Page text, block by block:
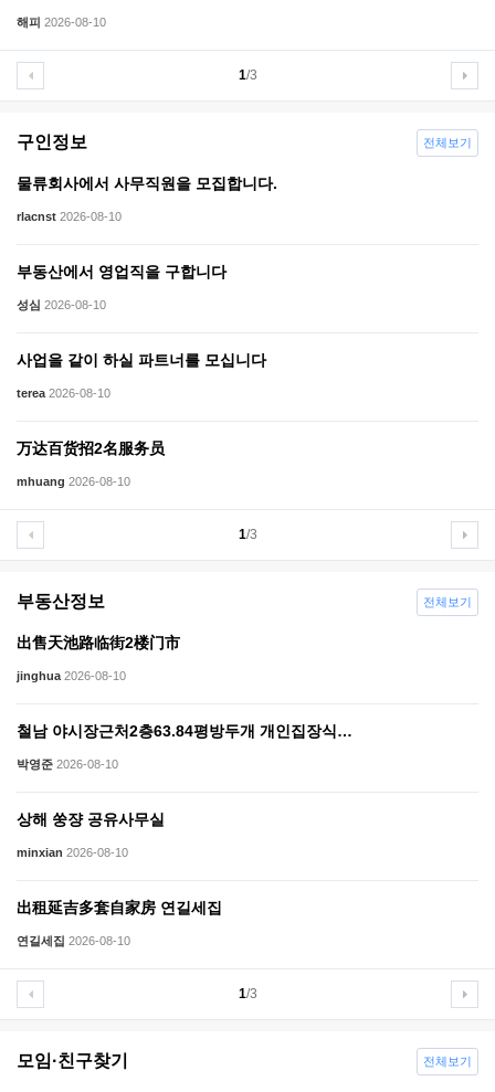
해피 2026-08-10
1/3
구인정보
물류회사에서 사무직원을 모집합니다.
rlacnst 2026-08-10
부동산에서 영업직을 구합니다
성심 2026-08-10
사업을 같이 하실 파트너를 모십니다
terea 2026-08-10
万达百货招2名服务员
mhuang 2026-08-10
1/3
전체보기
부동산정보
出售天池路临街2楼门市
jinghua 2026-08-10
철남 야시장근처2층63.84평방두개 개인집장식…
박영준 2026-08-10
상해 쑹쟝 공유사무실
minxian 2026-08-10
出租延吉多套自家房 연길세집
연길세집 2026-08-10
1/3
전체보기
모임·친구찾기 전체보기